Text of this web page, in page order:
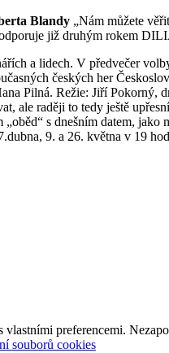
Blandy „Nám můžete
již druhým rokem
a lidech. V předvečer
českých her
Pilná. Režie: Jiří
ale raději to tedy ještě
s dnešním datem,
9. a 26. května v 19
preferencemi.
souborů cookies